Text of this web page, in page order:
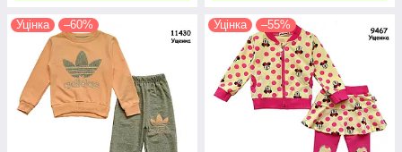
Уцінка –60% Уцінка –55%